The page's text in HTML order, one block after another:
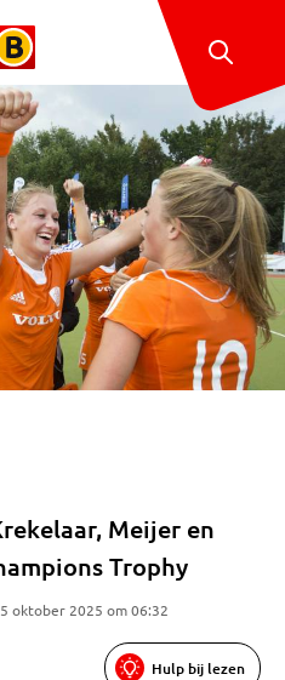
Meijer en
Trophy
oktober 2025 om 06:32
Hulp bij lezen